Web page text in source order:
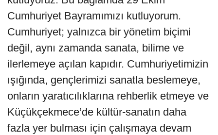
Cumhuriyet Bayramımızı kutluyorum.
Cumhuriyet; yalnızca bir yönetim biçimi
değil, aynı zamanda sanata, bilime ve
ilerlemeye açılan kapıdır. Cumhuriyetimizin
ışığında, gençlerimizi sanatla beslemeye,
onların yaratıcılıklarına rehberlik etmeye ve
Küçükçekmece’de kültür-sanatın daha
fazla yer bulması için çalışmaya devam